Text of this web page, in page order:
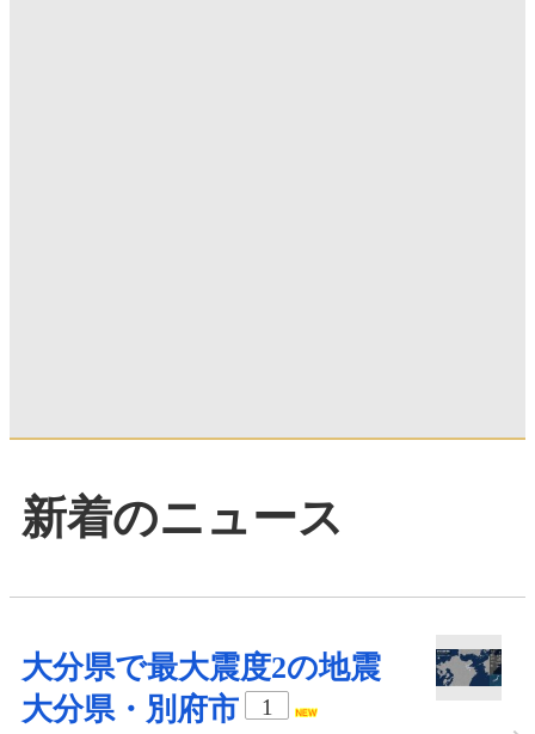
新着のニュース
大分県で最大震度2の地震
大分県・別府市
1